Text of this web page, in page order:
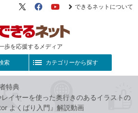
歩を応援するメディア
X（旧
FacebookYouTube
できるネットについて
索 カテゴリーから探す
特典
レイヤーを使った奥行きのあるイラストの
よくばり入門』解説動画